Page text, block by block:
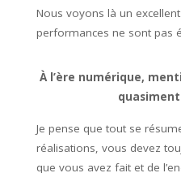
Nous voyons là un
performances ne sont pas
À l’ère numérique,
Je pense que tout se
réalisations, vous devez
que vous avez fait et de